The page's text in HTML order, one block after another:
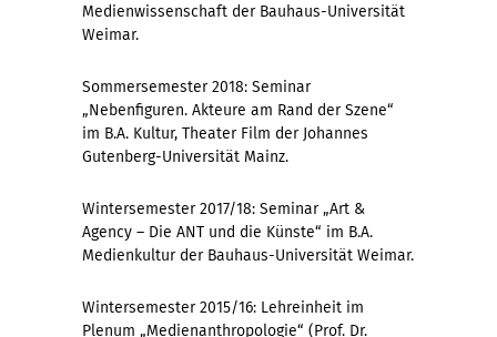
Medienwissenschaft der Bauhaus-Universität
Weimar.
Sommersemester 2018: Seminar
„Nebenfiguren. Akteure am Rand der Szene“
im B.A. Kultur, Theater Film der Johannes
Gutenberg-Universität Mainz.
Wintersemester 2017/18: Seminar „Art &
Agency – Die ANT und die Künste“ im B.A.
Medienkultur der Bauhaus-Universität Weimar.
Wintersemester 2015/16: Lehreinheit im
Plenum „Medienanthropologie“ (Prof. Dr.